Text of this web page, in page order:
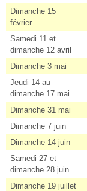
Dimanche 15
février
Samedi 11 et
dimanche 12 avril
Dimanche 3 mai
Jeudi 14 au
dimanche 17 mai
Dimanche 31 mai
Dimanche 7 juin
Dimanche 14 juin
Samedi 27 et
dimanche 28 juin
Dimanche 19 juillet